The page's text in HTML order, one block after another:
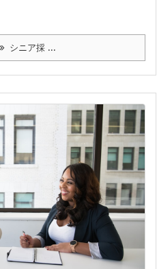
シニア採 ...